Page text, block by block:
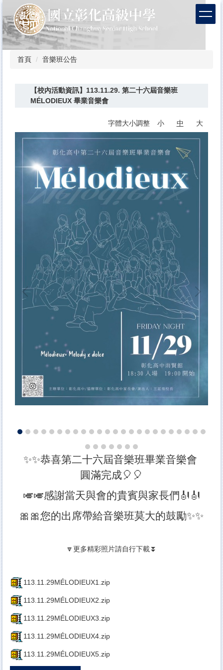
到
主
要
內
首頁 音樂班公告
【校內活動資訊】113.11.29. 第二十六屆音樂班
MÉLODIEUX 畢業音樂會
字體大小調整 小 中 大
✨✨恭喜第二十六屆音樂班畢業音樂會
圓滿完成🎈🎈
🎺🎺感謝當天與會的貴賓與家長們🎻🎻
🎀🎀您的出席帶給音樂班莫大的鼓勵✨✨
🔽更多精彩照片請自行下載⏬
113.11.29MÉLODIEUX1.zip
113.11.29MÉLODIEUX2.zip
113.11.29MÉLODIEUX3.zip
113.11.29MÉLODIEUX4.zip
113.11.29MÉLODIEUX5.zip